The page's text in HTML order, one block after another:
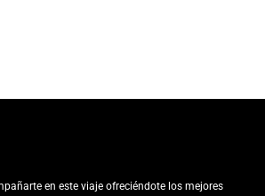
en este viaje ofreciéndote los mejores